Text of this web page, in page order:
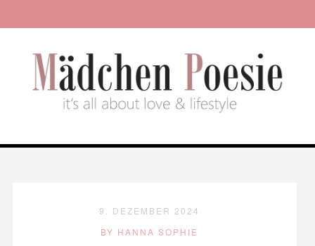
9. DEZEMBER 2024
BY HANNA SOPHIE